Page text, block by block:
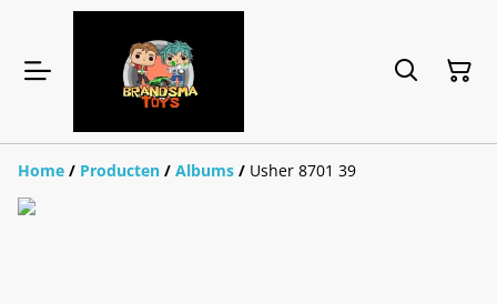
Home / Producten / Albums / Usher 8701 39